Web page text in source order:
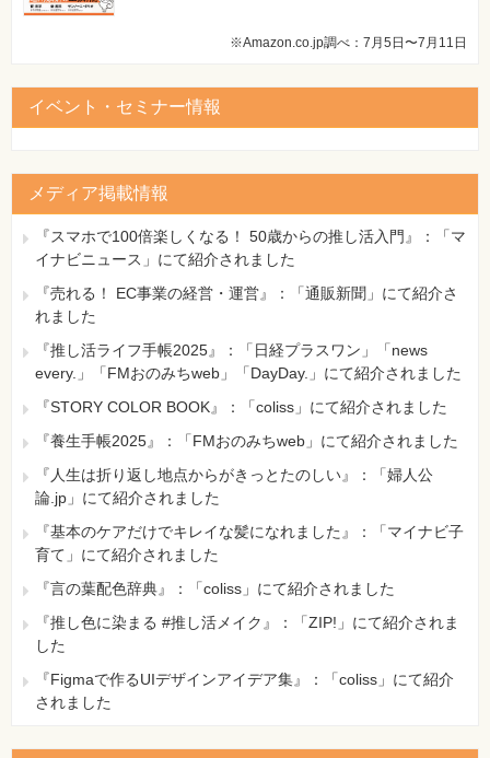
※Amazon.co.jp調べ：7月5日〜7月11日
イベント・セミナー情報
メディア掲載情報
『スマホで100倍楽しくなる！ 50歳からの推し活入門』：「マ
イナビニュース」にて紹介されました
『売れる！ EC事業の経営・運営』：「通販新聞」にて紹介さ
れました
『推し活ライフ手帳2025』：「日経プラスワン」「news
every.」「FMおのみちweb」「DayDay.」にて紹介されました
『STORY COLOR BOOK』：「coliss」にて紹介されました
『養生手帳2025』：「FMおのみちweb」にて紹介されました
『人生は折り返し地点からがきっとたのしい』：「婦人公
論.jp」にて紹介されました
『基本のケアだけでキレイな髪になれました』：「マイナビ子
育て」にて紹介されました
『言の葉配色辞典』：「coliss」にて紹介されました
『推し色に染まる #推し活メイク』：「ZIP!」にて紹介されま
した
『Figmaで作るUIデザインアイデア集』：「coliss」にて紹介
されました